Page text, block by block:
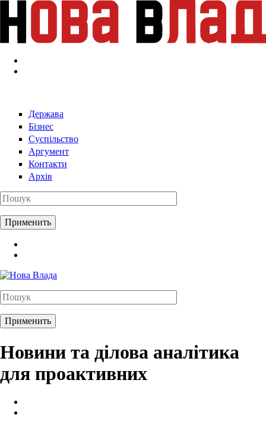
Перейти к основному содержанию
Держава
Бізнес
Суспільство
Аргумент
Контакти
Архів
Новини та ділова аналітика
для проактивних